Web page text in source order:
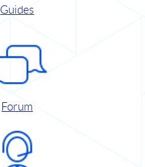
Guides
Forum